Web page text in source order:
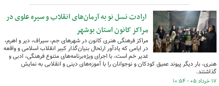
ارادت نسل نو به آرمان‌های انقلاب و سیره علوی در
مراکز کانون استان بوشهر
مراکز فرهنگی هنری کانون در شهرهای جم، سیراف، دیر و اهرم،
در ایامی که یادآور ارتحال بنیان‌گذار کبیر انقلاب اسلامی و واقعه
غدیر خم است، با اجرای ویژه‌برنامه‌های متنوع فرهنگی، ادبی و
هنری، بار دیگر پیوند عمیق کودکان و نوجوانان را با آموزه‌های دینی و انقلابی به نمایش
گذاشتند.
۱۷ خرداد ۰۵ - ۱۰:۵۴